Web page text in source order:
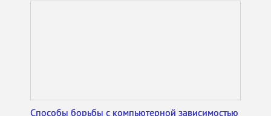
Способы борьбы с компьютерной зависимостью